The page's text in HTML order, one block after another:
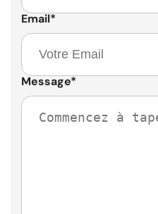
Email*
Message*